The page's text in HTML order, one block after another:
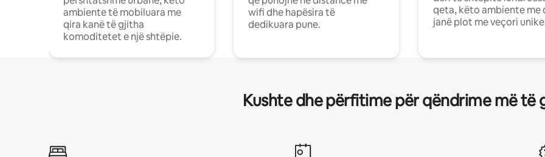
ambiente të mobiluara me
qira kanë të gjitha
komoditetet e një shtëpie.
wifi dhe hapësira të
dedikuara pune.
qeta, këto ambiente me
janë plot me veçori
Kushte dhe përfitime për qëndrime më të